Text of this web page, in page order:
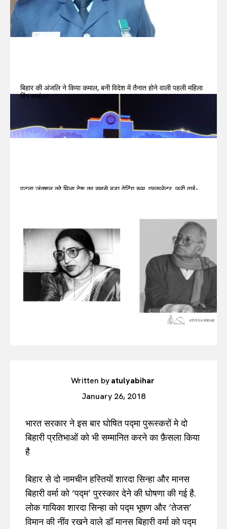
बिहार की अंजलि ने किया कमाल, बनी विदेश में तैनात होने वाली पहली महिला
विंग कमांडर
पटना जंक्शन को मिला देश का सबसे बड़ा वेटिंग रूम, एस्कलेटर, फ्री वाई-
Written byatulyabihar
January 26, 2018
भारत सरकार ने इस बार घोषित पद्मा पुरूस्करों मे दो
बिहारी प्रतिभाओं को भी सम्मानित करने का फ़ैसला किया
है
बिहार से दो नामचीन हस्तियों शारदा सिन्हा और मानस
बिहारी वर्मा को ‘पद्म’ पुरस्कार देने की घोषणा की गई है.
लोक गायिका शारदा सिन्हा को पद्म भूषण और ‘तेजस’
विमान की नींव रखने वाले डॉ मानस बिहारी वर्मा को पद्म